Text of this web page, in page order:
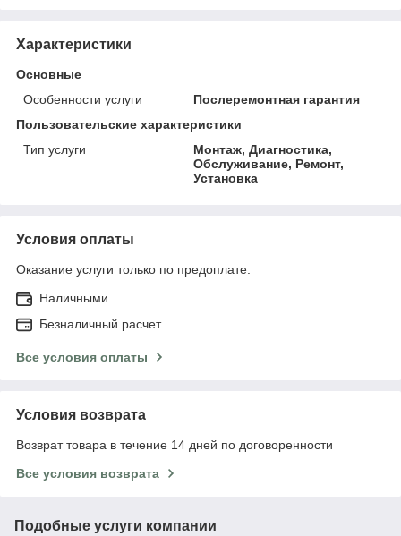
Характеристики
Основные
Особенности услуги
Послеремонтная гарантия
Пользовательские характеристики
Тип услуги
Монтаж, Диагностика,
Обслуживание, Ремонт,
Установка
Условия оплаты
Оказание услуги только по предоплате.
Наличными
Безналичный расчет
Все условия оплаты
Условия возврата
Возврат товара в течение 14 дней по договоренности
Все условия возврата
Подобные услуги компании